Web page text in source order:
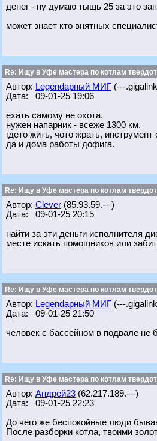
денег - ну думаю тыщь 25 за это
может знает кто внятных
Re: Ищу в Уфе мастера по котлам
Автор: Legendарный МИГ (---
Дата: 09-01-25 19:06
ехать самому не охота.
нужен напарник - всеже 1300 км.
гдето жить, чото жрать,
да и дома работы дофига.
Re: Ищу в Уфе мастера по котлам
Автор: Clever (85.93.59.---)
Дата: 09-01-25 20:15
найти за эти деньги исполнителя
месте искать помощников или
Re: Ищу в Уфе мастера по котлам
Автор: Legendарный МИГ (---
Дата: 09-01-25 21:50
человек с бассейном в подвале не
Re: Ищу в Уфе мастера по котлам
Автор: Андрей23 (62.217.189.---)
Дата: 09-01-25 22:23
До чего же беспокойные люди
После разборки котла, твоими